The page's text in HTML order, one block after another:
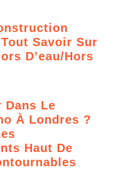
Savoir Sur
D’eau/hors
Dans Le
À Londres ?
Haut De